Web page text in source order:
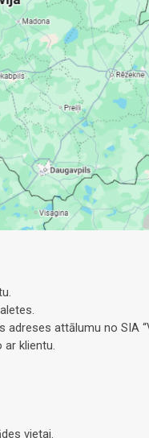
attālumu no SIA
klientu.
vietai.